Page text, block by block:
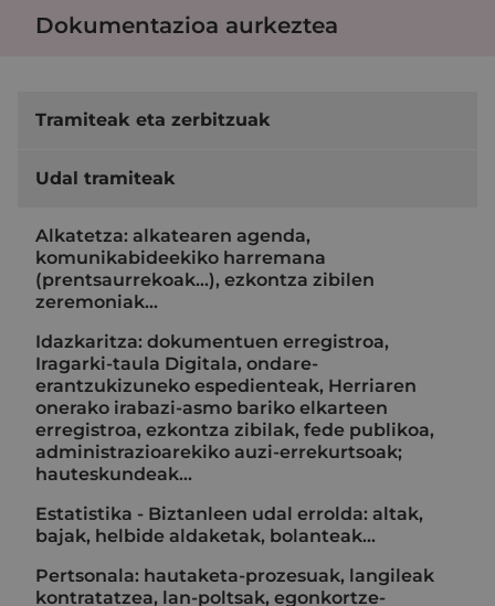
Dokumentazioa aurkeztea
Tramiteak eta zerbitzuak
Udal tramiteak
Alkatetza: alkatearen agenda,
komunikabideekiko harremana
(prentsaurrekoak...), ezkontza zibilen
zeremoniak…
Idazkaritza: dokumentuen erregistroa,
Iragarki-taula Digitala, ondare-
erantzukizuneko espedienteak, Herriaren
onerako irabazi-asmo bariko elkarteen
erregistroa, ezkontza zibilak, fede publikoa,
administrazioarekiko auzi-errekurtsoak;
hauteskundeak…
Estatistika - Biztanleen udal errolda: altak,
bajak, helbide aldaketak, bolanteak...
Pertsonala: hautaketa-prozesuak, langileak
kontratatzea, lan-poltsak, egonkortze-